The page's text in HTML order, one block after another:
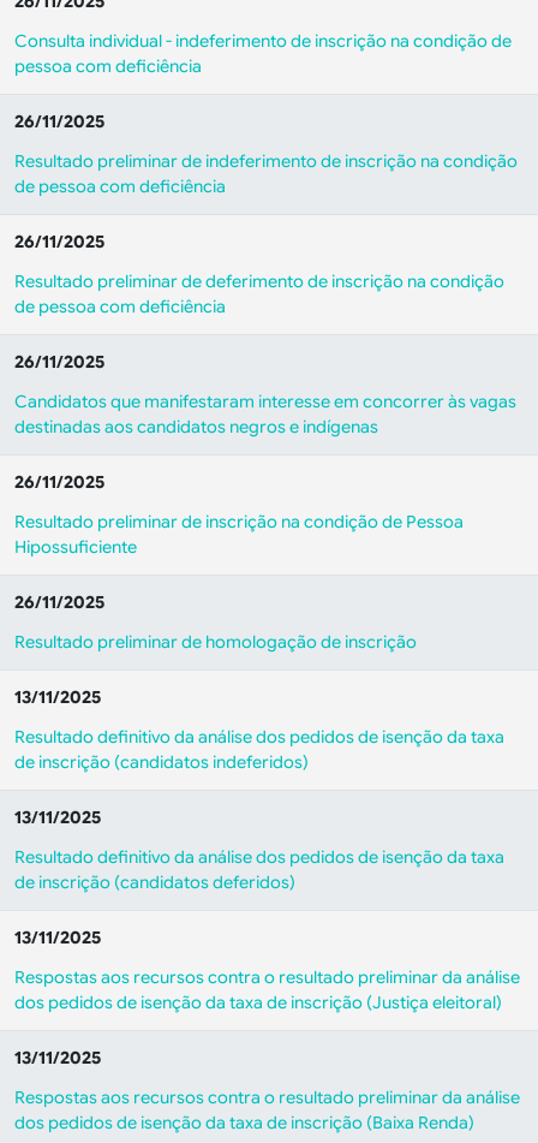
Consulta individual - indeferimento de inscrição na condição de
pessoa com deficiência
26/11/2025
Resultado preliminar de indeferimento de inscrição na condição
de pessoa com deficiência
26/11/2025
Resultado preliminar de deferimento de inscrição na condição
de pessoa com deficiência
26/11/2025
Candidatos que manifestaram interesse em concorrer às vagas
destinadas aos candidatos negros e indígenas
26/11/2025
Resultado preliminar de inscrição na condição de Pessoa
Hipossuficiente
26/11/2025
Resultado preliminar de homologação de inscrição
13/11/2025
Resultado definitivo da análise dos pedidos de isenção da taxa
de inscrição (candidatos indeferidos)
13/11/2025
Resultado definitivo da análise dos pedidos de isenção da taxa
de inscrição (candidatos deferidos)
13/11/2025
Respostas aos recursos contra o resultado preliminar da análise
dos pedidos de isenção da taxa de inscrição (Justiça eleitoral)
13/11/2025
Respostas aos recursos contra o resultado preliminar da análise
dos pedidos de isenção da taxa de inscrição (Baixa Renda)